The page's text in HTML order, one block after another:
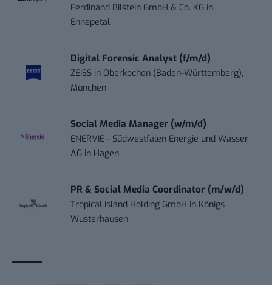
Ferdinand Bilstein GmbH & Co. KG in
Ennepetal
Digital Forensic Analyst (f/m/d)
ZEISS in Oberkochen (Baden-Württemberg),
München
Social Media Manager (w/m/d)
ENERVIE - Südwestfalen Energie und Wasser
AG in Hagen
PR & Social Media Coordinator (m/w/d)
Tropical Island Holding GmbH in Königs
Wusterhausen